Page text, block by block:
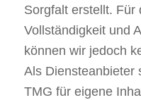
Sorgfalt erstellt. Für
Vollständigkeit und
können wir jedoch
Als Diensteanbieter
TMG für eigene